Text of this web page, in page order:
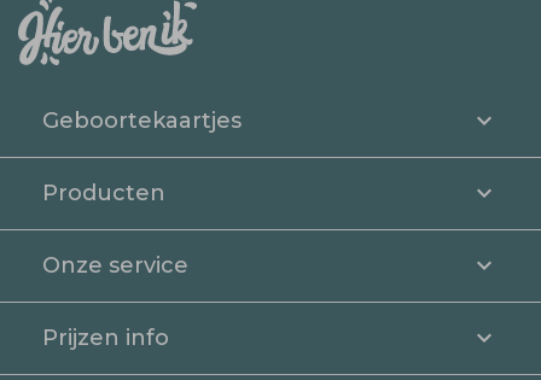
Geboortekaartjes
Producten
Onze service
Prijzen info